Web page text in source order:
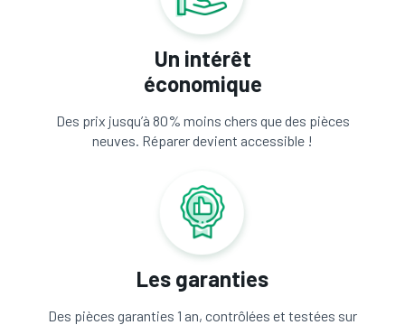
Un intérêt
économique
Des prix jusqu’à 80% moins chers que des pièces
neuves. Réparer devient accessible !
Les garanties
Des pièces garanties 1 an, contrôlées et testées sur